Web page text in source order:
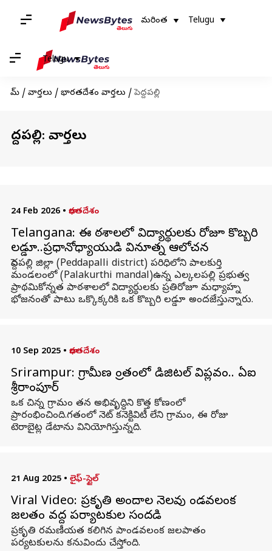
మరింత Telugu
Telugu
హోమ్ / వార్తలు / భారతదేశం వార్తలు / పెద్దపల్లి
పెద్దపల్లి: వార్తలు
24 Feb 2026 • భారతదేశం
Telangana: ఈ పాఠశాలలో విద్యార్థులకు రోజూ కొబ్బరి
లడ్డూ..ప్రధానోపాధ్యాయుడి వినూత్న ఆలోచన
పెద్దపల్లి జిల్లా (Peddapalli district) పరిధిలోని పాలకుర్తి
మండలంలో (Palakurthi mandal)ఉన్న ఎల్కలపల్లి ప్రభుత్వ
ప్రాథమికోన్నత పాఠశాలలో విద్యార్థులకు ప్రతిరోజూ మధ్యాహ్న
భోజనంతో పాటు ఒక్కొక్కరికి ఒక కొబ్బరి లడ్డూ అందజేస్తున్నారు.
10 Sep 2025 • భారతదేశం
Srirampur: గ్రామీణ ప్రాంతంలో డిజిటల్ విప్లవం.. ఏఐ
శ్రీరాంపూర్
ఒక చిన్న గ్రామం తన అభివృద్ధిని కొత్త కోణంలో
ప్రారంభించింది.గతంలో నెట్ కనెక్టివిటీ లేని గ్రామం, ఈ రోజు
టెరాబైట్ల డేటాను వినియోగిస్తున్నది.
21 Aug 2025 • లైఫ్-స్టైల్
Viral Video: ప్రకృతి అందాల నెలవు పాండవలంక
జలపాతం వద్ద పర్యాటకుల సందడి
ప్రకృతి రమణీయత కలిగిన పాండవలంక జలపాతం
పర్యటకులను కనువిందు చేస్తోంది.